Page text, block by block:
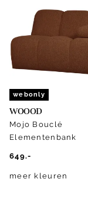
webonly
WOOOD
Mojo Bouclé
Elementenbank
649.-
meer kleuren